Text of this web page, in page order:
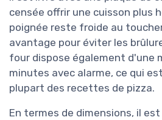
censée offrir une cuisson plus
poignée reste froide au
avantage pour éviter les
four dispose également d'une
minutes avec alarme, ce qui
plupart des recettes de pizza.
En termes de dimensions, il